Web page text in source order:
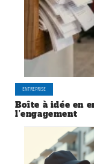
ENTREPRISE
Boîte à idée en
l’engagement